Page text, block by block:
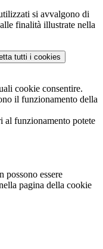
si avvalgono di
finalità illustrate nella
tutti i cookies
cookie consentire.
il funzionamento della
al funzionamento potete
possono essere
pagina della cookie